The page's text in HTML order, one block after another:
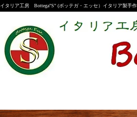
イタリア工房 Bottega"S" (ボッテガ・エッセ）イタリア製手